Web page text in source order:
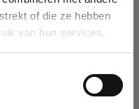
of die ze hebben
van hun services.
by name, VAT or
it will auto-complete the
database, you can create